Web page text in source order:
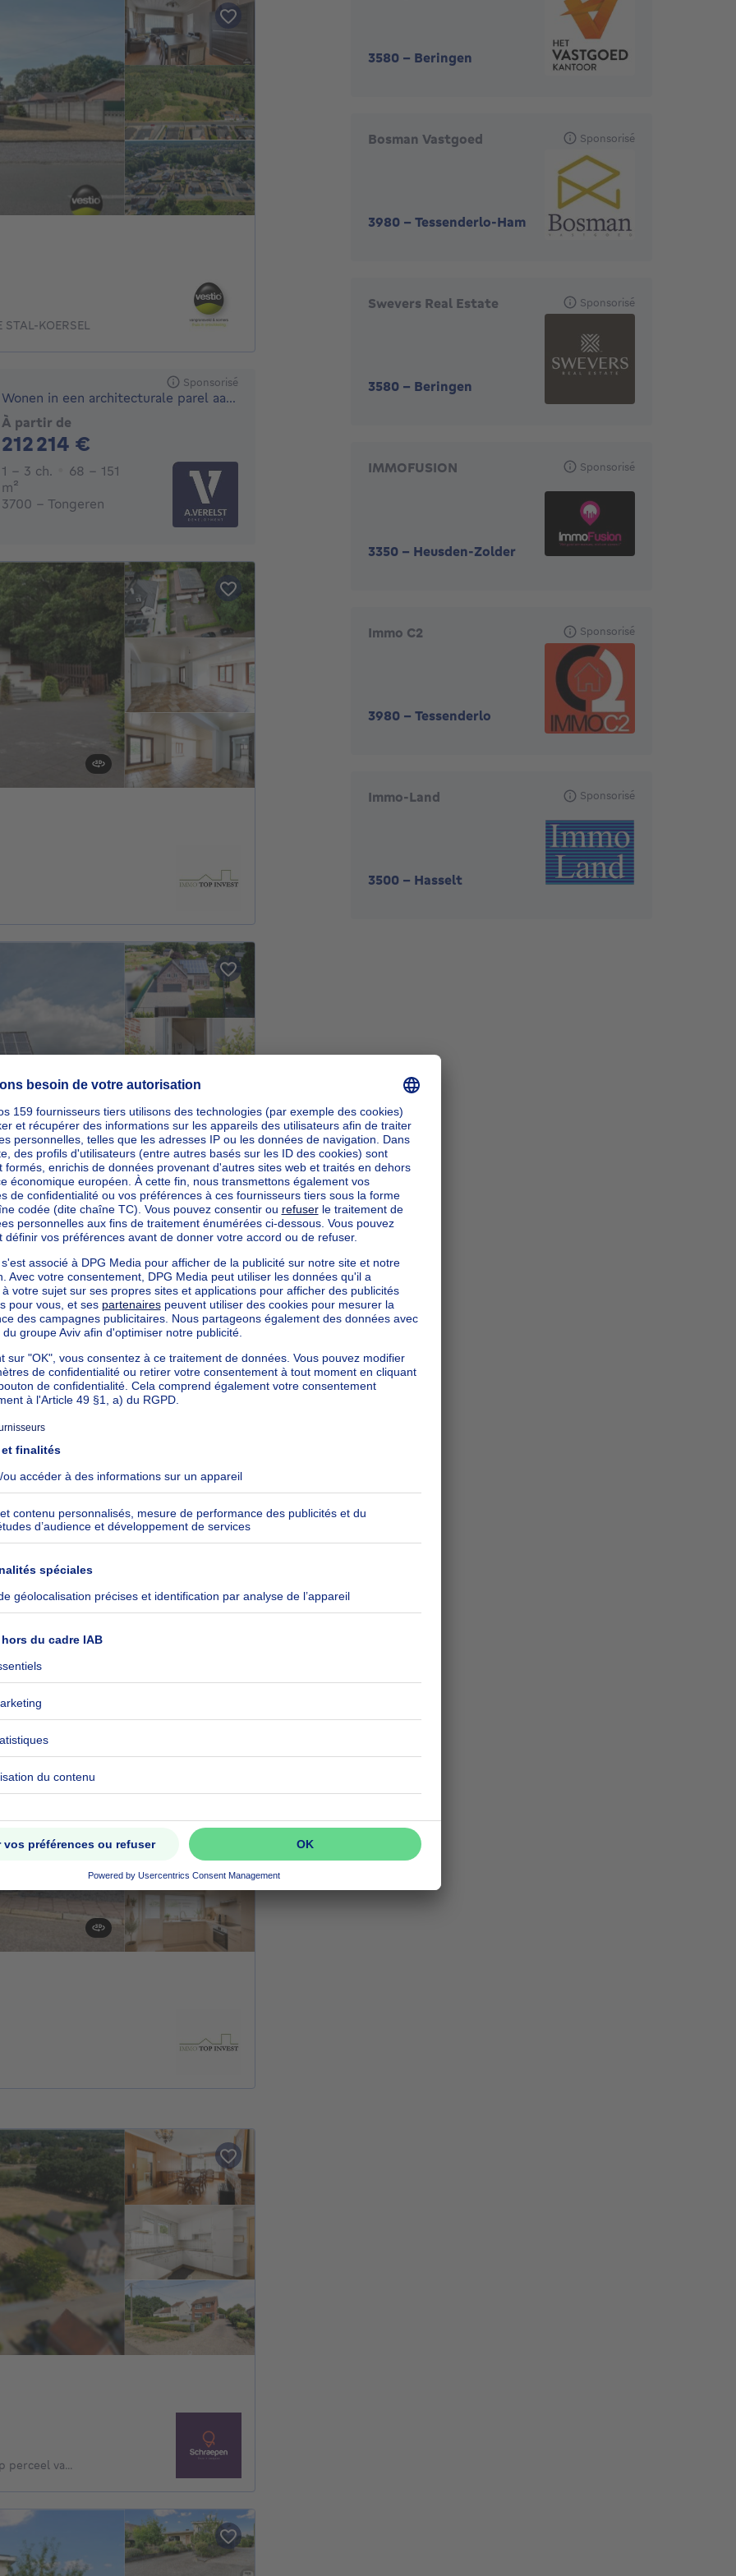
KOERSEL
Sponsorisé
Wonen in een architecturale parel aan de stadsrand van To...
À partir de
212 214 €
1 - 3 Chambres
1 - 3 ch.
68 - 151
m²
3700 - Tongeren
met ...
perceel va...
3580 - Beringen
Bosman Vastgoed
3980 - Tessenderlo-Ham
Sponsorisé
Swevers Real Estate
3580 - Beringen
Sponsorisé
IMMOFUSION
3350 - Heusden-Zolder
Sponsorisé
Immo C2
3980 - Tessenderlo
Sponsorisé
Immo-Land
3500 - Hasselt
Sponsorisé